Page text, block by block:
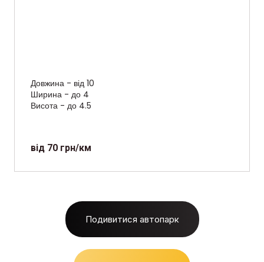
Довжина - від 10
Ширина - до 4
Висота - до 4.5
від 70 грн/км
Подивитися автопарк